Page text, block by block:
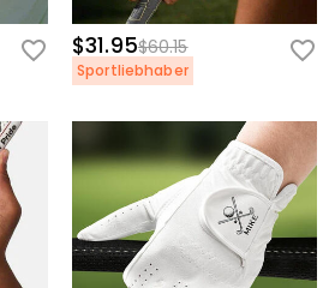
$31.95$60.15
Sportliebhaber